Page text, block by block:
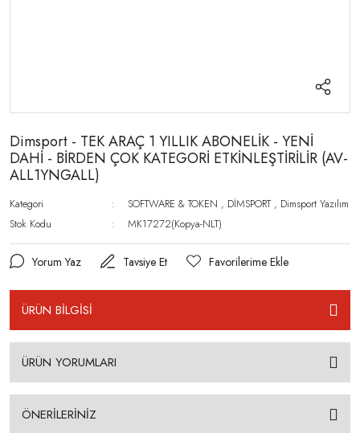
Dimsport - TEK ARAÇ 1 YILLIK ABONELİK - YENİ
DAHİ - BİRDEN ÇOK KATEGORİ ETKİNLEŞTİRİLİR (AV-
ALL1YNGALL)
Kategori SOFTWARE & TOKEN , DİMSPORT , Dimsport Yazılım
Stok Kodu
MK17272(Kopya-NLT)
Yorum Yaz Tavsiye Et
ÜRÜN BİLGİSİ
ÜRÜN YORUMLARI
ÖNERİLERİNİZ